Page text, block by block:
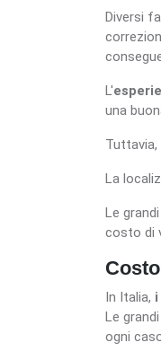
Diversi
L'
una
La
Le
costo di
In Italia,
Le
ogni